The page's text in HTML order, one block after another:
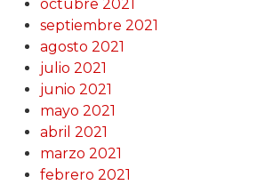
octubre 2021
septiembre 2021
agosto 2021
julio 2021
junio 2021
mayo 2021
abril 2021
marzo 2021
febrero 2021